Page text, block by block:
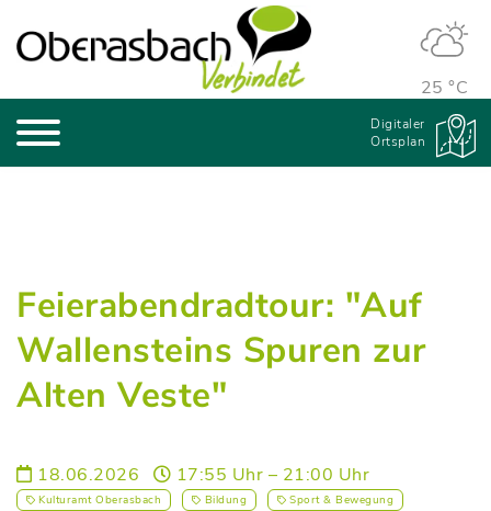
25 °C
Digitaler
Ortsplan
Feierabendradtour: "Auf
Wallensteins Spuren zur
Alten Veste"
18.06.2026 17:55 Uhr – 21:00 Uhr
Kulturamt Oberasbach Bildung Sport & Bewegung